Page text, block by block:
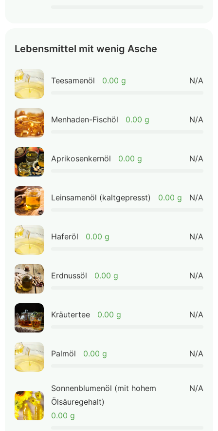
Lebensmittel mit wenig Asche
Teesamenöl 0.00 g N/A
Menhaden-Fischöl 0.00 g N/A
Aprikosenkernöl 0.00 g N/A
Leinsamenöl (kaltgepresst) 0.00 g N/A
Haferöl 0.00 g N/A
Erdnussöl 0.00 g N/A
Kräutertee 0.00 g N/A
Palmöl 0.00 g N/A
Sonnenblumenöl (mit hohem
Ölsäuregehalt)
0.00 g
N/A